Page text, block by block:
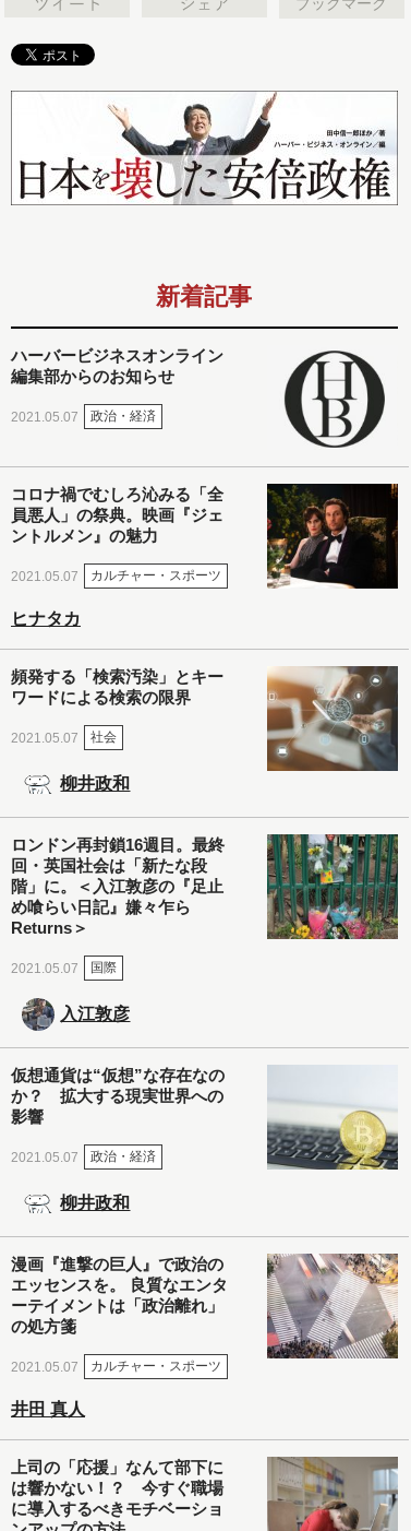
新着記事
ハーバービジネスオンライン
編集部からのお知らせ
2021.05.07 政治・経済
コロナ禍でむしろ沁みる「全
員悪人」の祭典。映画『ジェ
ントルメン』の魅力
2021.05.07 カルチャー・スポーツ
ヒナタカ
頻発する「検索汚染」とキー
ワードによる検索の限界
2021.05.07 社会
柳井政和
ロンドン再封鎖16週目。最終
回・英国社会は「新たな段
階」に。＜入江敦彦の『足止
め喰らい日記』嫌々乍ら
Returns＞
2021.05.07 国際
入江敦彦
仮想通貨は“仮想”な存在なの
か？ 拡大する現実世界への
影響
2021.05.07 政治・経済
柳井政和
漫画『進撃の巨人』で政治の
エッセンスを。 良質なエンタ
ーテイメントは「政治離れ」
の処方箋
2021.05.07 カルチャー・スポーツ
井田 真人
上司の「応援」なんて部下に
は響かない！？ 今すぐ職場
に導入するべきモチベーショ